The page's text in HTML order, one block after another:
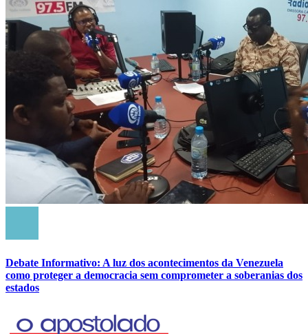
Debate Informativo: A luz dos acontecimentos da Venezuela
como proteger a democracia sem comprometer a soberanias dos
estados